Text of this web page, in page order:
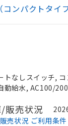
ンパクトタイ
トなしスイッチ,
動給水, AC100/
販売状況
売状況 ご利用条件